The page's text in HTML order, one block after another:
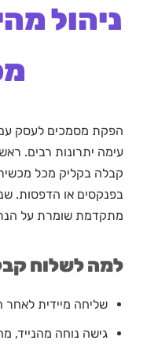
ניהול
הפקת מסמכים לעסק
עימה יתרונות רבים.
קבלה בקליק מכל
בפנקסים או הדפסות.
מתקדמת שומרת על
למה לשלוח
שליחה מיידית לאחר
גישה נוחה מהנייד,